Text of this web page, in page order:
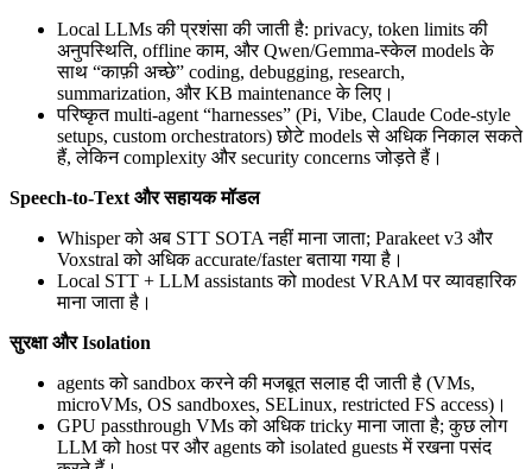
Local LLMs की प्रशंसा की जाती है: privacy, token limits की
अनुपस्थिति, offline काम, और Qwen/Gemma-स्केल models के
साथ “काफ़ी अच्छे” coding, debugging, research,
summarization, और KB maintenance के लिए।
परिष्कृत multi-agent “harnesses” (Pi, Vibe, Claude Code-style
setups, custom orchestrators) छोटे models से अधिक निकाल सकते
हैं, लेकिन complexity और security concerns जोड़ते हैं।
Speech-to-Text और सहायक मॉडल
Whisper को अब STT SOTA नहीं माना जाता; Parakeet v3 और
Voxstral को अधिक accurate/faster बताया गया है।
Local STT + LLM assistants को modest VRAM पर व्यावहारिक
माना जाता है।
सुरक्षा और Isolation
agents को sandbox करने की मजबूत सलाह दी जाती है (VMs,
microVMs, OS sandboxes, SELinux, restricted FS access)।
GPU passthrough VMs को अधिक tricky माना जाता है; कुछ लोग
LLM को host पर और agents को isolated guests में रखना पसंद